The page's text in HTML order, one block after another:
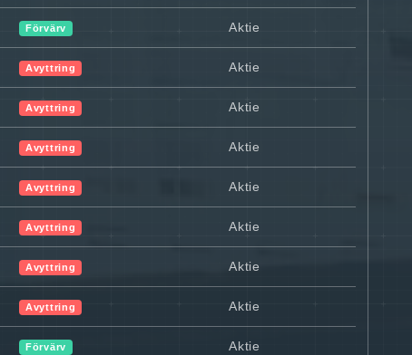
Förvärv Aktie
Avyttring Aktie
Avyttring Aktie
Avyttring Aktie
Avyttring Aktie
Avyttring Aktie
Avyttring Aktie
Avyttring Aktie
Förvärv Aktie